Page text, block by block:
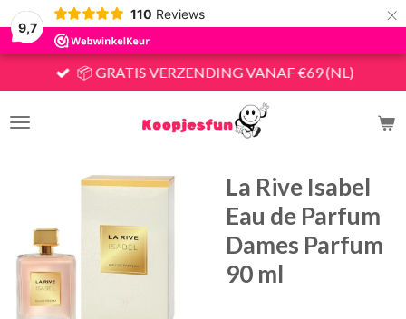
9,7
110 Reviews ×
📦 GRATIS VERZENDING VANAF €69 (NL)
La Rive Isabel
Eau de Parfum
Dames Parfum
90 ml